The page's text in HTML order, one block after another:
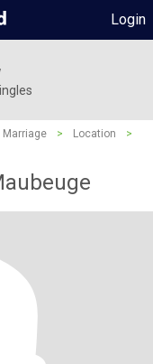
Login
Marriage > Location
>